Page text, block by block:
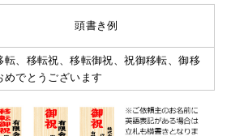
頭書き例
転、移転祝、移転御祝、祝御移転、御移
めでとうございます